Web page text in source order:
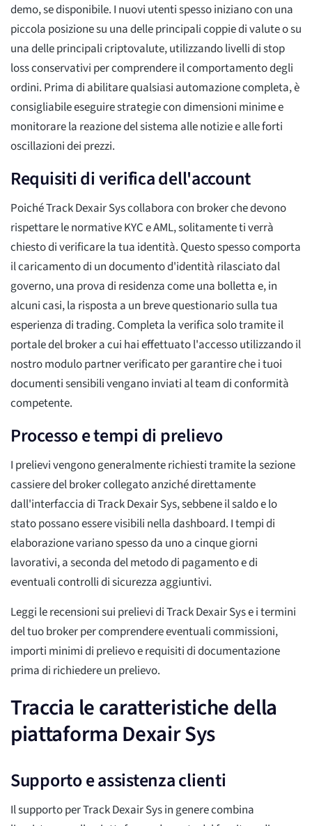
demo, se disponibile. I nuovi utenti spesso iniziano con una
piccola posizione su una delle principali coppie di valute o su
una delle principali criptovalute, utilizzando livelli di stop
loss conservativi per comprendere il comportamento degli
ordini. Prima di abilitare qualsiasi automazione completa, è
consigliabile eseguire strategie con dimensioni minime e
monitorare la reazione del sistema alle notizie e alle forti
oscillazioni dei prezzi.
Requisiti di verifica dell'account
Poiché Track Dexair Sys collabora con broker che devono
rispettare le normative KYC e AML, solitamente ti verrà
chiesto di verificare la tua identità. Questo spesso comporta
il caricamento di un documento d'identità rilasciato dal
governo, una prova di residenza come una bolletta e, in
alcuni casi, la risposta a un breve questionario sulla tua
esperienza di trading. Completa la verifica solo tramite il
portale del broker a cui hai effettuato l'accesso utilizzando il
nostro modulo partner verificato per garantire che i tuoi
documenti sensibili vengano inviati al team di conformità
competente.
Processo e tempi di prelievo
I prelievi vengono generalmente richiesti tramite la sezione
cassiere del broker collegato anziché direttamente
dall'interfaccia di Track Dexair Sys, sebbene il saldo e lo
stato possano essere visibili nella dashboard. I tempi di
elaborazione variano spesso da uno a cinque giorni
lavorativi, a seconda del metodo di pagamento e di
eventuali controlli di sicurezza aggiuntivi.
Leggi le recensioni sui prelievi di Track Dexair Sys e i termini
del tuo broker per comprendere eventuali commissioni,
importi minimi di prelievo e requisiti di documentazione
prima di richiedere un prelievo.
Traccia le caratteristiche della
piattaforma Dexair Sys
Supporto e assistenza clienti
Il supporto per Track Dexair Sys in genere combina